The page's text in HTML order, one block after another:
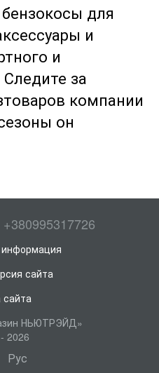
для
и
и
за
компании
он
+380995317726
сайта
сайта
НЬЮТРЭЙД»
2026
Рус